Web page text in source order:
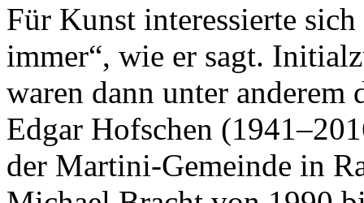
Für Kunst interessierte
immer“, wie er sagt.
waren dann unter
Edgar Hofschen
der Martini-Gemeinde in